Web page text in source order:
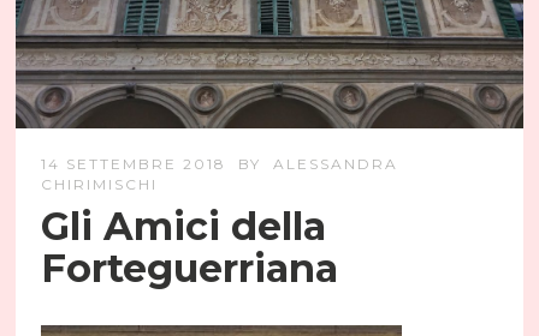
14 SETTEMBRE 2018 BY
ALESSANDRA
CHIRIMISCHI
Gli Amici della
Forteguerriana